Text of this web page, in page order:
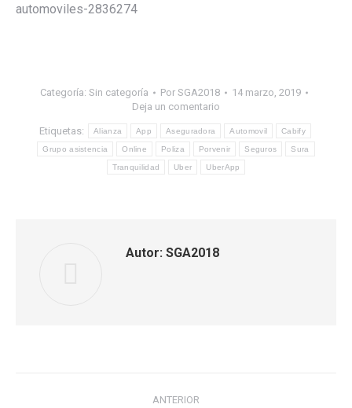
automoviles-2836274
Categoría: Sin categoría Por SGA2018
14 marzo, 2019
Deja un comentario
Etiquetas: Alianza App Aseguradora Automovil Cabify
Grupo asistencia Online Poliza Porvenir Seguros Sura
Tranquilidad Uber UberApp
Autor: SGA2018
NavegaciónANTERIOR